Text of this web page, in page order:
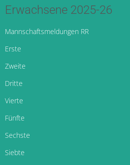
Erwachsene 2025-26
Mannschaftsmeldungen RR
Erste
Zweite
Dritte
Vierte
Fünfte
Sechste
Siebte